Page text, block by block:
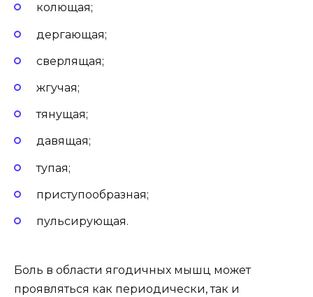
колющая;
дергающая;
сверлящая;
жгучая;
тянущая;
давящая;
тупая;
приступообразная;
пульсирующая.
Боль в области ягодичных мышц может
проявляться как периодически, так и